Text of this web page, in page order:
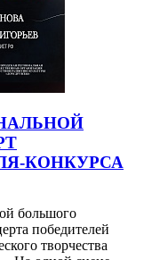
КОНКУРСА
большого
победителей
творчества